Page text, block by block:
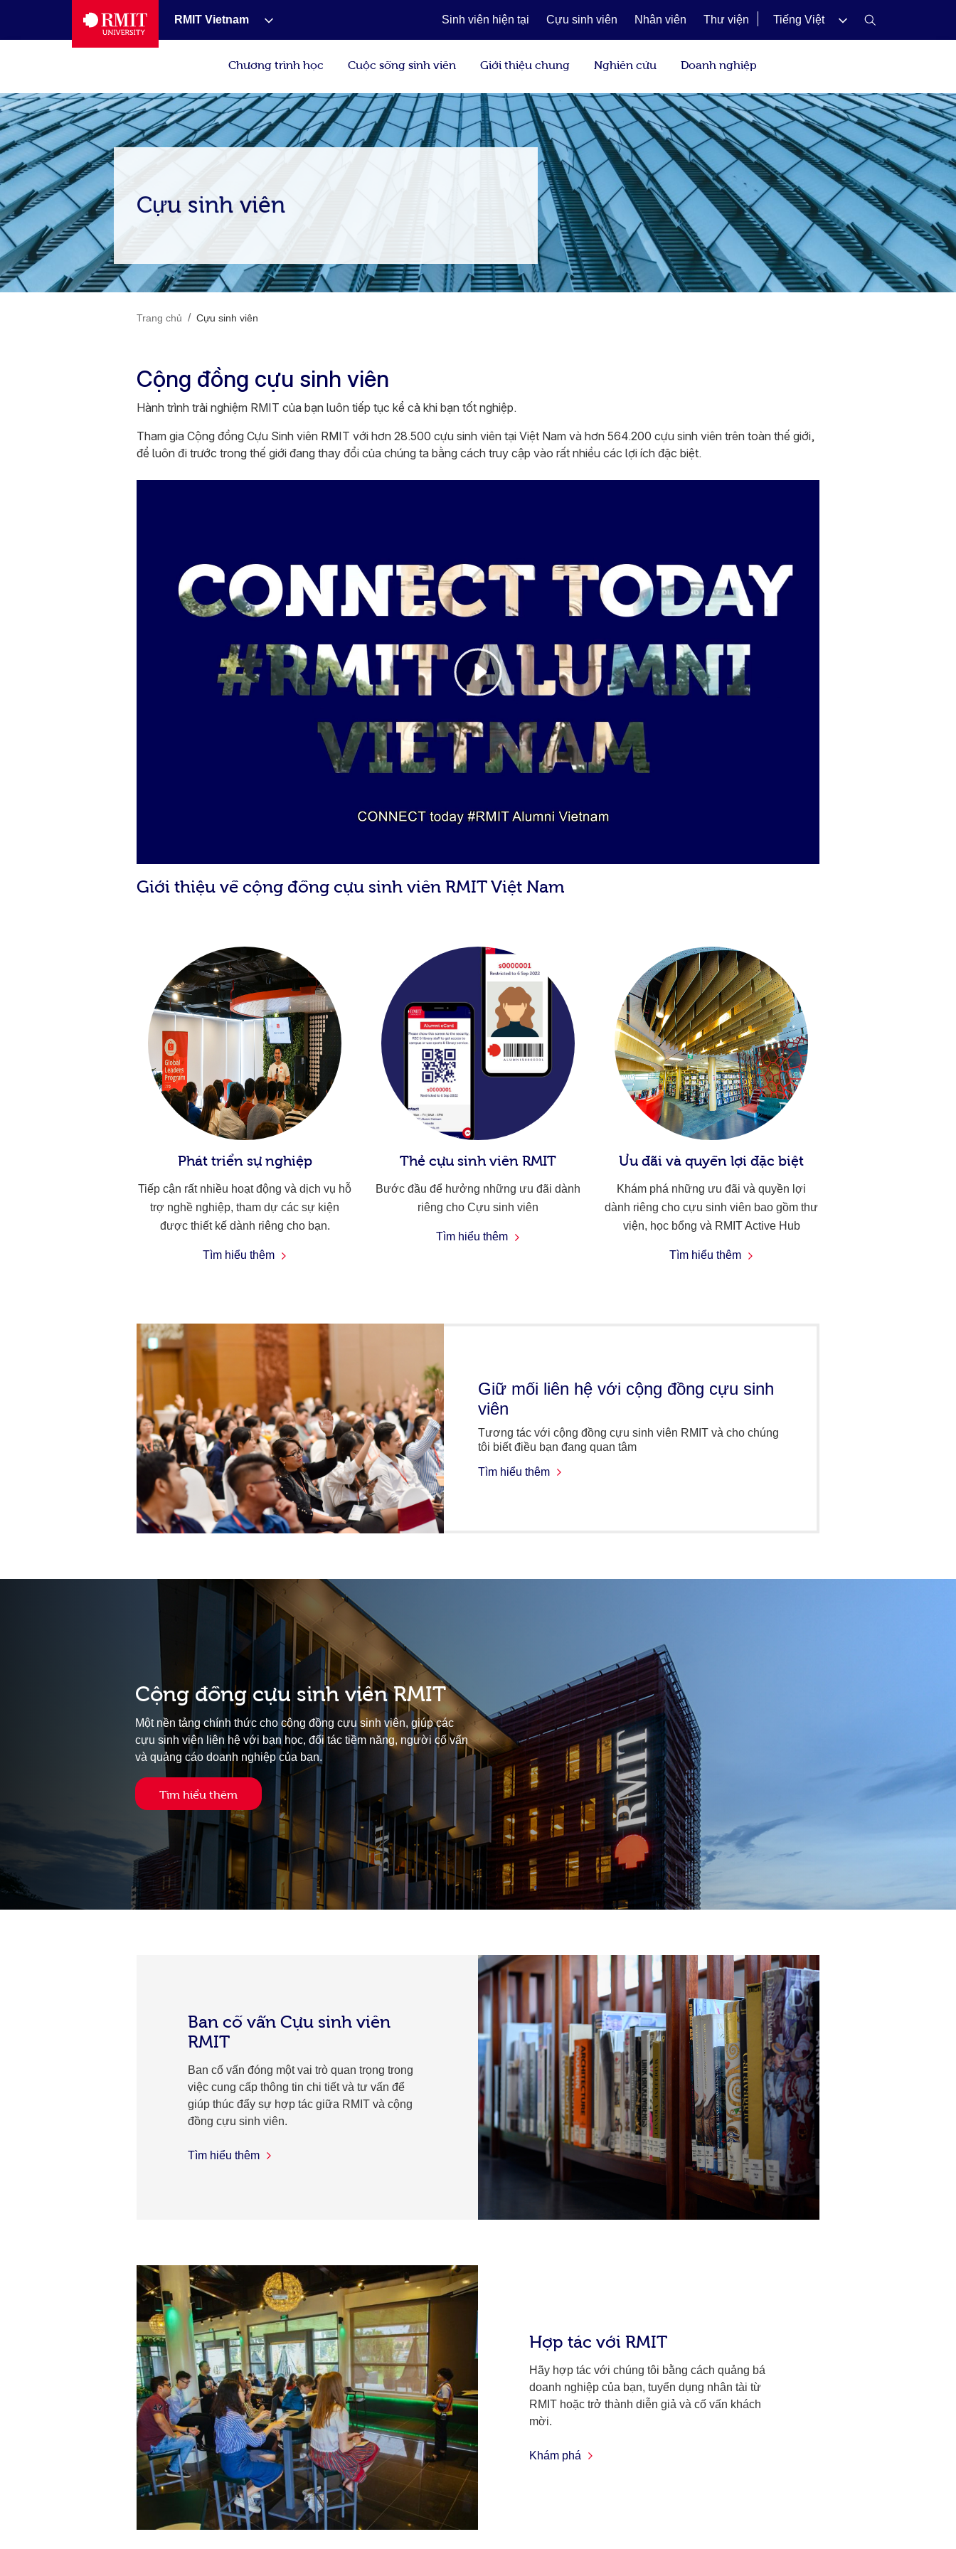
RMIT Vietnam Sinh viên hiện tại Cựu sinh viên Nhân viên Thư viện Tiếng Việt
Chương trình học Cuộc sống sinh viên Giới thiệu chung Nghiên cứu Doanh nghiệp
Cựu sinh viên
Trang chủ / Cựu sinh viên
Cộng đồng cựu sinh viên
Hành trình trải nghiệm RMIT của bạn luôn tiếp tục kể cả khi bạn tốt nghiệp.
Tham gia Cộng đồng Cựu Sinh viên RMIT với hơn 28.500 cựu sinh viên tại Việt Nam và hơn 564.200 cựu sinh viên trên toàn thế giới,
để luôn đi trước trong thế giới đang thay đổi của chúng ta bằng cách truy cập vào rất nhiều các lợi ích đặc biệt.
Giới thiệu về cộng đồng cựu sinh viên RMIT Việt Nam
Phát triển sự nghiệp
Tiếp cận rất nhiều hoạt động và dịch vụ hỗ
trợ nghề nghiệp, tham dự các sự kiện
được thiết kế dành riêng cho bạn.
Tìm hiểu thêm
Thẻ cựu sinh viên RMIT
Bước đầu để hưởng những ưu đãi dành
riêng cho Cựu sinh viên
Tìm hiểu thêm
Ưu đãi và quyền lợi đặc biệt
Khám phá những ưu đãi và quyền lợi
dành riêng cho cựu sinh viên bao gồm thư
viện, học bổng và RMIT Active Hub
Tìm hiểu thêm
Giữ mối liên hệ với cộng đồng cựu sinh
viên
Tương tác với cộng đồng cựu sinh viên RMIT và cho chúng
tôi biết điều bạn đang quan tâm
Tìm hiểu thêm
Cộng đồng cựu sinh viên RMIT
Một nền tảng chính thức cho cộng đồng cựu sinh viên, giúp các
cựu sinh viên liên hệ với bạn học, đối tác tiềm năng, người cố vấn
và quảng cáo doanh nghiệp của bạn.
Tìm hiểu thêm
Ban cố vấn Cựu sinh viên
RMIT
Ban cố vấn đóng một vai trò quan trọng trong
việc cung cấp thông tin chi tiết và tư vấn để
giúp thúc đẩy sự hợp tác giữa RMIT và cộng
đồng cựu sinh viên.
Tìm hiểu thêm
Hợp tác với RMIT
Hãy hợp tác với chúng tôi bằng cách quảng bá
doanh nghiệp của bạn, tuyển dụng nhân tài từ
RMIT hoặc trở thành diễn giả và cố vấn khách
mời.
Khám phá